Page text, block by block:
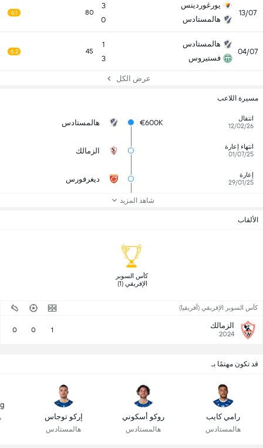
13/07
يورغوردينس
هالمستادس
3
0
80
6.1
04/07
هالمستادس
فستيروس
1
3
45
6.2
عرض الكل
مسيرة اللاعب
انتقال
12/02/26
€600K هالمستادس
انتهاء إعارة
01/07/25
الزمالك
إعارة
29/01/25
ديغرفورس
شاهد المزيد
الألقاب
الإفريقي (1)
كأس السوبر الإفريقي (أفريقيا)
الزمالك
2024
1
0
0
قد تكون مهتمًا بـ
رامي كايب
هالمستادس
روكو أسكوني
هالمستادس
إركو توجاس
هالمستادس